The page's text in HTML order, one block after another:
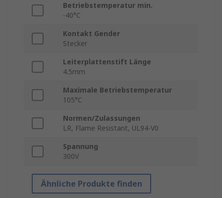
Betriebstemperatur min.
-40°C
Kontakt Gender
Stecker
Leiterplattenstift Länge
4.5mm
Maximale Betriebstemperatur
105°C
Normen/Zulassungen
LR, Flame Resistant, UL94-V0
Spannung
300V
Ähnliche Produkte finden